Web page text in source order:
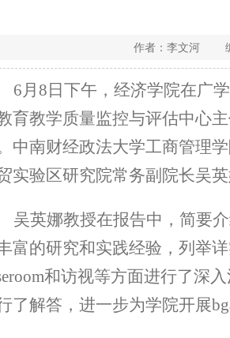
作者：李文河
6月 8 日下午，经济学院在广学
育教学质量监控与评估中心
中南财经政法大学工商管理
实验区研究院常务副院长吴
吴英娜教授在报告中，简要
富的研究和实践经验，列举
和访视等方面进行了深
了解答，进一步为学院开展